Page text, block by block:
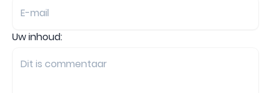
Uw inhoud: